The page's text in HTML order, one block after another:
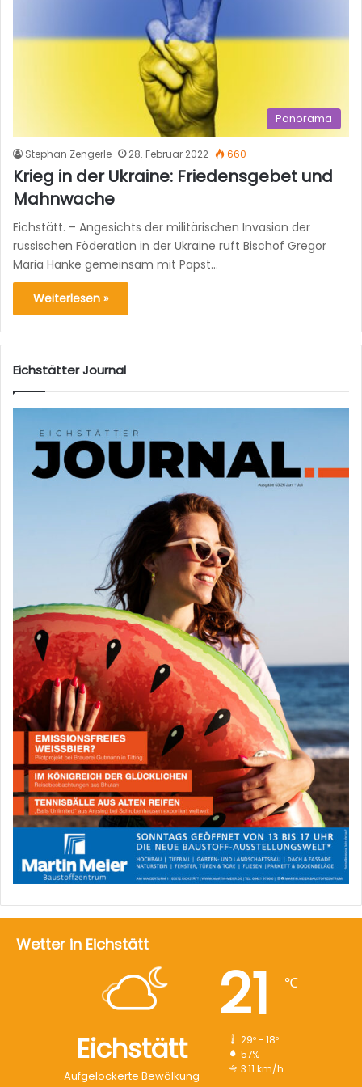
Panorama
Stephan Zengerle 28. Februar 2022 660
Krieg in der Ukraine: Friedensgebet und
Mahnwache
Eichstätt. – Angesichts der militärischen Invasion der
russischen Föderation in der Ukraine ruft Bischof Gregor
Maria Hanke gemeinsam mit Papst…
Weiterlesen »
Eichstätter Journal
Wetter in Eichstätt
Eichstätt
Aufgelockerte Bewölkung
21 ℃
29º - 18º
57%
3.11 km/h